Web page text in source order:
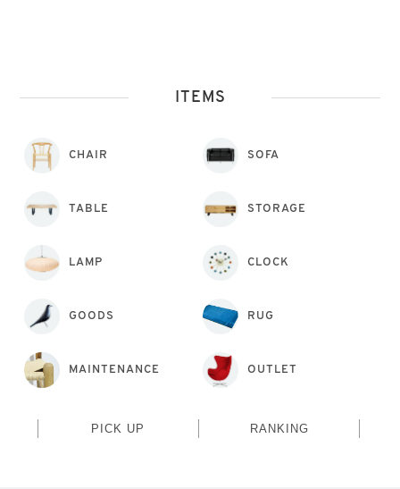
ITEMS
CHAIR SOFA
TABLE STORAGE
LAMP CLOCK
GOODS RUG
MAINTENANCE OUTLET
PICK UP RANKING